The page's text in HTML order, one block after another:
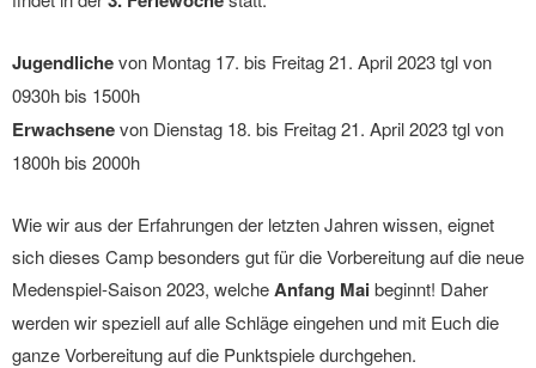
Jugendlichevon Montag 17. bis Freitag 21. April 2023 tgl von
0930h bis 1500h
Erwachsenevon Dienstag 18. bis Freitag 21. April 2023 tgl von
1800h bis 2000h
Wie wir aus der Erfahrungen der letzten Jahren wissen, eignet
sich dieses Camp besonders gut für die Vorbereitung auf die neue
Medenspiel-Saison 2023, welcheAnfang Maibeginnt! Daher
werden wir speziell auf alle Schläge eingehen und mit Euch die
ganze Vorbereitung auf die Punktspiele durchgehen.